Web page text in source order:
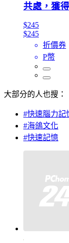
共處，獲
$245
$245
折價券
P幣
大部分的人也搜：
#快速腦力記
#海鴿文化
#快速記憶